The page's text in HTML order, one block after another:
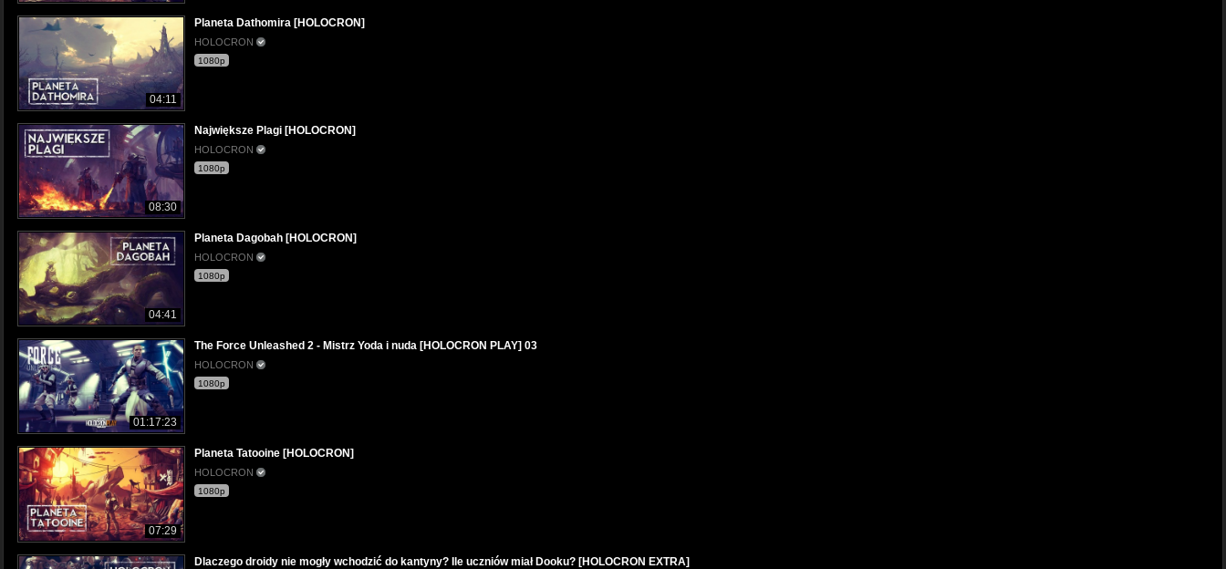
04:11
Planeta Dathomira [HOLOCRON]
HOLOCRON
1080p
08:30
Największe Plagi [HOLOCRON]
HOLOCRON
1080p
04:41
Planeta Dagobah [HOLOCRON]
HOLOCRON
1080p
01:17:23
The Force Unleashed 2 - Mistrz Yoda i nuda [HOLOCRON PLAY] 03
HOLOCRON
1080p
07:29
Planeta Tatooine [HOLOCRON]
HOLOCRON
1080p
Dlaczego droidy nie mogły wchodzić do kantyny? Ile uczniów miał Dooku? [HOLOCRON EXTRA]